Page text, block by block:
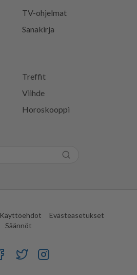
Treffit
Viihde
Horoskooppi
TV-ohjelmat
Sanakirja
Käyttöehdot
Evästeasetukset
Säännöt